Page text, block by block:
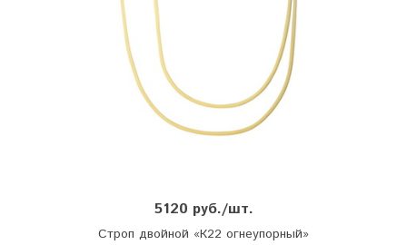
5120 руб./шт.
Строп двойной «К22 огнеупорный»